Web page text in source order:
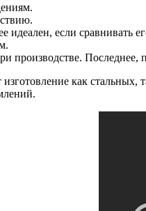
идеален, если сравнивать
производстве. Последнее,
изготовление как